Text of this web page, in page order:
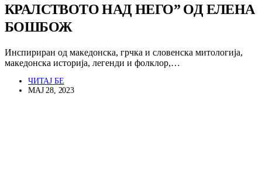
КРАЛСТВОТО НАД НЕГО” ОД ЕЛЕНА
БОШБОЖ
Инспириран од македонска, грчка и словенска митологија,
македонска историја, легенди и фолклор,…
ЧИТАЈ БЕ
МАЈ 28, 2023